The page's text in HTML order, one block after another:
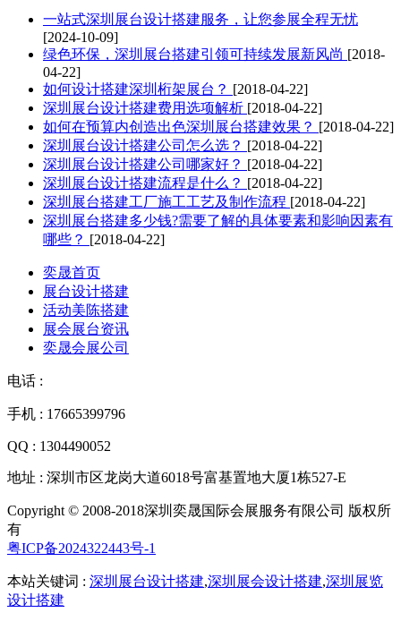
一站式深圳展台设计搭建服务，让您参展全程无忧
[2024-10-09]
绿色环保，深圳展台搭建引领可持续发展新风尚 [2018-
04-22]
如何设计搭建深圳桁架展台？ [2018-04-22]
深圳展台设计搭建费用选项解析 [2018-04-22]
如何在预算内创造出色深圳展台搭建效果？ [2018-04-22]
深圳展台设计搭建公司怎么选？ [2018-04-22]
深圳展台设计搭建公司哪家好？ [2018-04-22]
深圳展台设计搭建流程是什么？ [2018-04-22]
深圳展台搭建工厂施工工艺及制作流程 [2018-04-22]
深圳展台搭建多少钱?需要了解的具体要素和影响因素有
哪些？ [2018-04-22]
奕晟首页
展台设计搭建
活动美陈搭建
展会展台资讯
奕晟会展公司
电话 :
手机 : 17665399796
QQ : 1304490052
地址 : 深圳市区龙岗大道6018号富基置地大厦1栋527-E
Copyright © 2008-2018深圳奕晟国际会展服务有限公司 版权所
有
粤ICP备2024322443号-1
本站关键词 : 深圳展台设计搭建,深圳展会设计搭建,深圳展览
设计搭建